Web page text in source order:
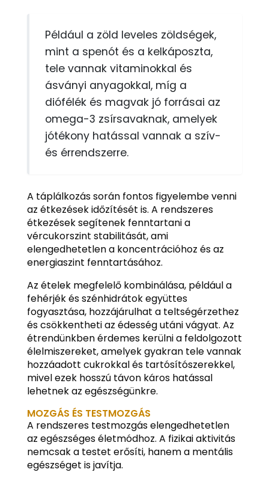
Például a zöld leveles zöldségek,
mint a spenót és a kelkáposzta,
tele vannak vitaminokkal és
ásványi anyagokkal, míg a
diófélék és magvak jó forrásai az
omega-3 zsírsavaknak, amelyek
jótékony hatással vannak a szív-
és érrendszerre.
A táplálkozás során fontos figyelembe venni
az étkezések időzítését is. A rendszeres
étkezések segítenek fenntartani a
vércukorszint stabilitását, ami
elengedhetetlen a koncentrációhoz és az
energiaszint fenntartásához.
Az ételek megfelelő kombinálása, például a
fehérjék és szénhidrátok együttes
fogyasztása, hozzájárulhat a teltségérzethez
és csökkentheti az édesség utáni vágyat. Az
étrendünkben érdemes kerülni a feldolgozott
élelmiszereket, amelyek gyakran tele vannak
hozzáadott cukrokkal és tartósítószerekkel,
mivel ezek hosszú távon káros hatással
lehetnek az egészségünkre.
MOZGÁS ÉS TESTMOZGÁS
A rendszeres testmozgás elengedhetetlen
az egészséges életmódhoz. A fizikai aktivitás
nemcsak a testet erősíti, hanem a mentális
egészséget is javítja.